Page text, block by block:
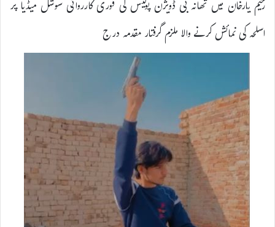
رحیم یارخان میں تھانہ بی ڈویژن پولیس کی فوری کارروائی سوشل میڈیا پر
اسلحہ کی نمائش کرنے والا ملزم گرفتار مقدمہ درج